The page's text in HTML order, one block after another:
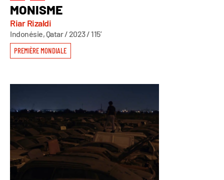
MONISME
Riar Rizaldi
Indonésie, Qatar / 2023 / 115’
PREMIÈRE MONDIALE